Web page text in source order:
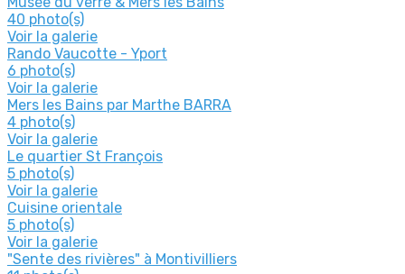
40 photo(s)
Voir la galerie
Rando Vaucotte - Yport
6 photo(s)
Voir la galerie
Mers les Bains par Marthe BARRA
4 photo(s)
Voir la galerie
Le quartier St François
5 photo(s)
Voir la galerie
Cuisine orientale
5 photo(s)
Voir la galerie
"Sente des rivières" à Montivilliers